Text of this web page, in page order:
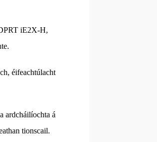
iE2X-H,
éifeachtúlacht
ardcháilíochta á
tionscail.